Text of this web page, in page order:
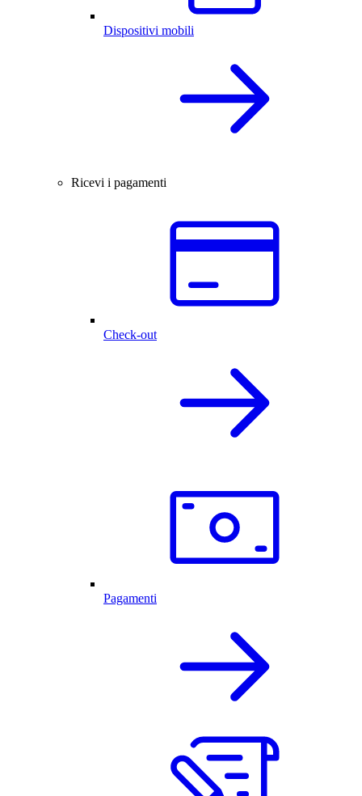
Dispositivi mobili
Ricevi i pagamenti
Check-out
Pagamenti